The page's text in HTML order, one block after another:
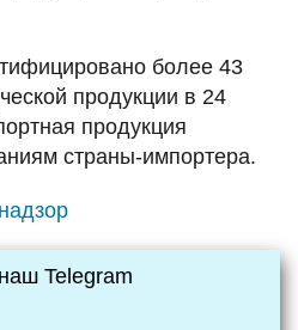
более 43
продукции в 24
продукция
страны-импортера.
Telegram